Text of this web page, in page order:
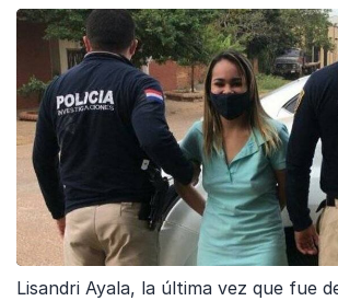
Lisandri Ayala, la última vez que fue